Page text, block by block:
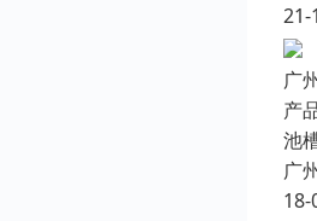
21-
广
产
池
广
18-